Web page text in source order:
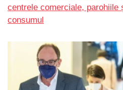
centrele comerciale, parohiile
consumul